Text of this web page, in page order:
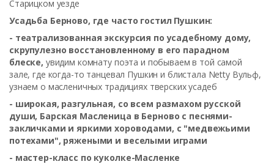
Старицком уезде
Усадьба Берново, где часто гостил Пушкин:
- театрализованная экскурсия по усадебному дому,
скрупулезно восстановленному в его парадном
блеске, увидим комнату поэта и побываем в той самой
зале, где когда-то танцевал Пушкин и блистала Netty Вульф,
узнаем о масленичных традициях тверских усадеб
- широкая, разгульная, со всем размахом русской
души, Барская Масленица в Берново с песнями-
закличками и яркими хороводами, с "медвежьими
потехами", ряжеными и веселыми играми
- мастер-класс по куколке-Масленке